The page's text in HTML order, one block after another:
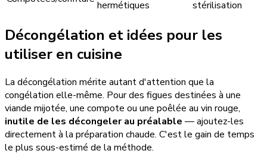
hermétiques
stérilisation
Décongélation et idées pour les
utiliser en cuisine
La décongélation mérite autant d'attention que la
congélation elle-même. Pour des figues destinées à une
viande mijotée, une compote ou une poêlée au vin rouge,
inutile de les décongeler au préalable — ajoutez-les
directement à la préparation chaude. C'est le gain de temps
le plus sous-estimé de la méthode.